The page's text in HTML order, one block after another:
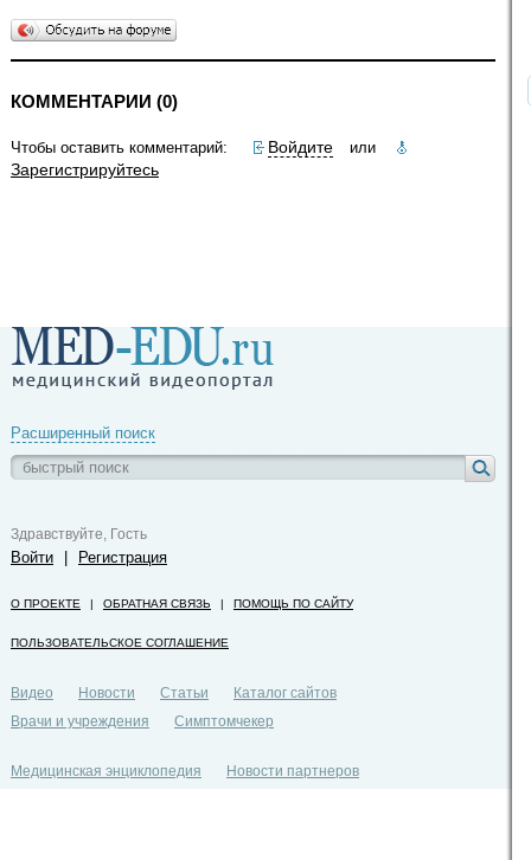
КОММЕНТАРИИ (0)
Чтобы оставить комментарий: Войдите или
Зарегистрируйтесь
Расширенный поиск
Здравствуйте, Гость
Войти Регистрация
О ПРОЕКТЕ | ОБРАТНАЯ СВЯЗЬ | ПОМОЩЬ ПО САЙТУ
ПОЛЬЗОВАТЕЛЬСКОЕ СОГЛАШЕНИЕ
Видео Новости Статьи
Каталог сайтов
Врачи и учреждения
Симптомчекер
Медицинская энциклопедия
Новости партнеров